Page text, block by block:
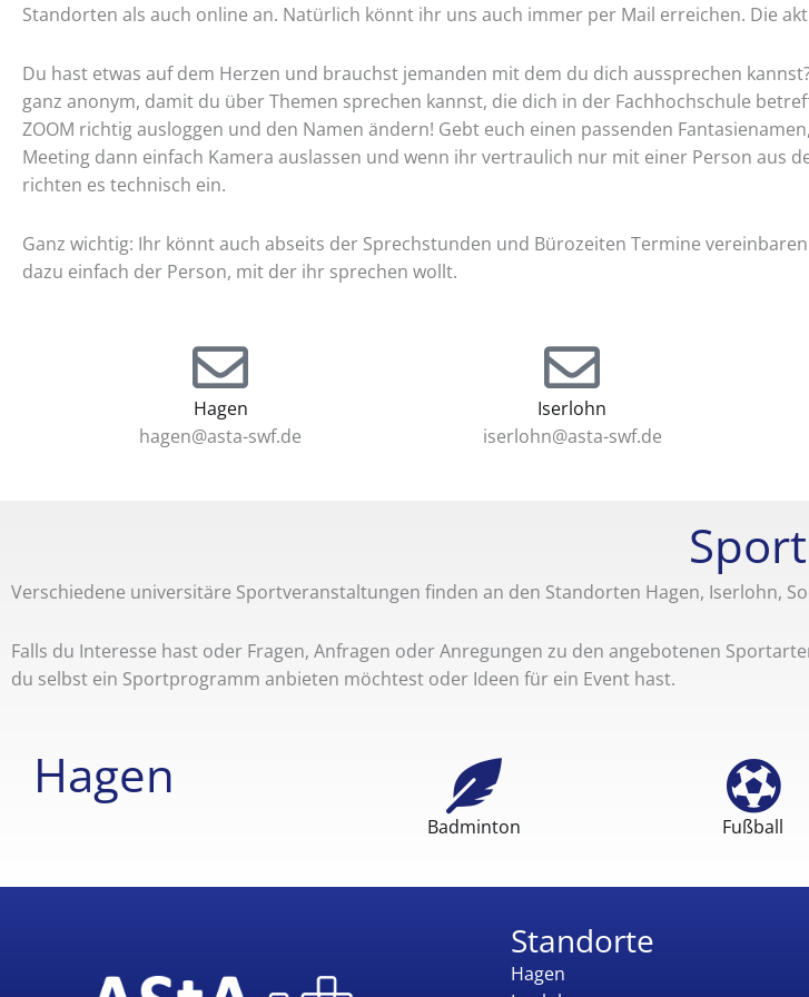
Standorten als auch online an. Natürlich könnt ihr uns auch immer per Mail erreichen. Die
Du hast etwas auf dem Herzen und brauchst jemanden mit dem du dich aussprechen
ganz anonym, damit du über Themen sprechen kannst, die dich in der Fachhochschule
ZOOM richtig ausloggen und den Namen ändern! Gebt euch einen passenden
Meeting dann einfach Kamera auslassen und wenn ihr vertraulich nur mit einer Person aus
richten es technisch ein.
Ganz wichtig: Ihr könnt auch abseits der Sprechstunden und Bürozeiten Termine
dazu einfach der Person, mit der ihr sprechen wollt.
Hagen
hagen@asta-swf.de
Iserlohn
iserlohn@asta-swf.de
Sport
Verschiedene universitäre Sportveranstaltungen finden an den Standorten Hagen, Iserlohn,
Falls du Interesse hast oder Fragen, Anfragen oder Anregungen zu den angebotenen
du selbst ein Sportprogramm anbieten möchtest oder Ideen für ein Event hast.
Hagen
Badminton Fußball
Standorte
Hagen